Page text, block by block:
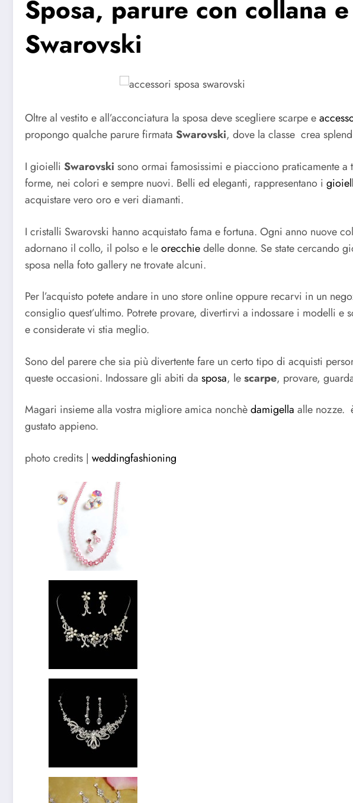
Sposa, parure con collana
Swarovski
Oltre al vestito e all’acconciatura la sposa deve scegliere scarpe e
propongo qualche parure firmata Swarovski, dove la classe crea
I gioielli Swarovski sono ormai famosissimi e piacciono praticamente a
forme, nei colori e sempre nuovi. Belli ed eleganti, rappresentano i
acquistare vero oro e veri diamanti.
I cristalli Swarovski hanno acquistato fama e fortuna. Ogni anno nuove
adornano il collo, il polso e leorecchiedelle donne. Se state cercando
sposa nella foto gallery ne trovate alcuni.
Per l’acquisto potete andare in uno store online oppure recarvi in un
consiglio quest’ultimo. Potrete provare, divertirvi a indossare i modelli
e considerate vi stia meglio.
Sono del parere che sia più divertente fare un certo tipo di acquisti
queste occasioni. Indossare gli abiti da sposa, lescarpe, provare,
Magari insieme alla vostra migliore amica nonchèdamigella alle nozze.
gustato appieno.
photo credits | weddingfashioning